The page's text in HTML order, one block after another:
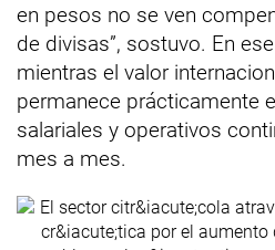
en pesos no se ven
de divisas”, sostuvo. En
mientras el valor
permanece prácticamente
salariales y operativos
mes a mes.